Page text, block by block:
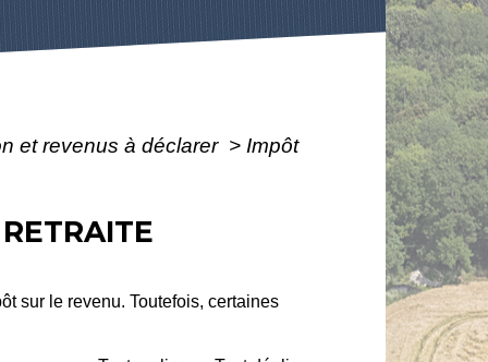
et revenus à déclarer > Impôt
sur le revenu. Toutefois, certaines